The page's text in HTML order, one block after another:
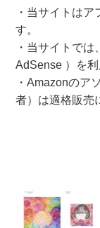
・当サイトは
す。
・当サイトで
AdSense ）を利
・Amazonのア
者）は適格販売